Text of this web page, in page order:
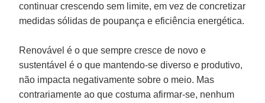
continuar crescendo sem limite, em vez de concretizar
medidas sólidas de poupança e eficiência energética.
Renovável é o que sempre cresce de novo e
sustentável é o que mantendo-se diverso e produtivo,
não impacta negativamente sobre o meio. Mas
contrariamente ao que costuma afirmar-se, nenhum